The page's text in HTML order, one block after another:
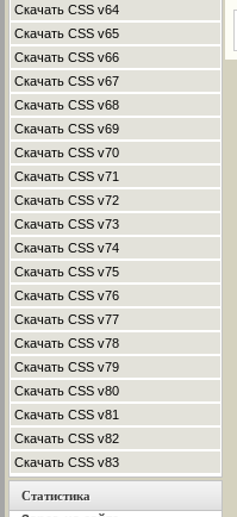
Скачать CSS v64
Скачать CSS v65
Скачать CSS v66
Скачать CSS v67
Скачать CSS v68
Скачать CSS v69
Скачать CSS v70
Скачать CSS v71
Скачать CSS v72
Скачать CSS v73
Скачать CSS v74
Скачать CSS v75
Скачать CSS v76
Скачать CSS v77
Скачать CSS v78
Скачать CSS v79
Скачать CSS v80
Скачать CSS v81
Скачать CSS v82
Скачать CSS v83
Статистика